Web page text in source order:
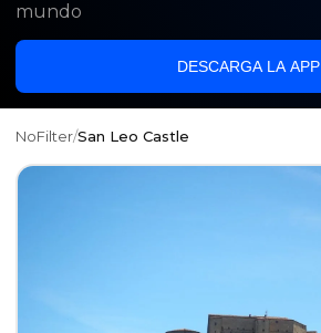
mundo
DESCARGA LA APP
NoFilter/San Leo Castle